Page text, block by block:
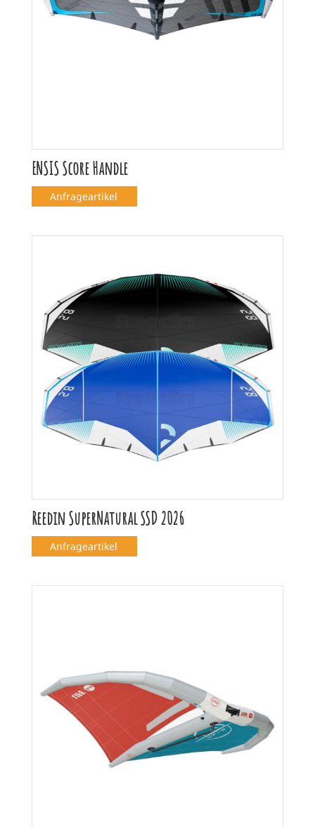
ENSIS Score Handle
Anfrageartikel
Reedin SuperNatural SSD 2026
Anfrageartikel